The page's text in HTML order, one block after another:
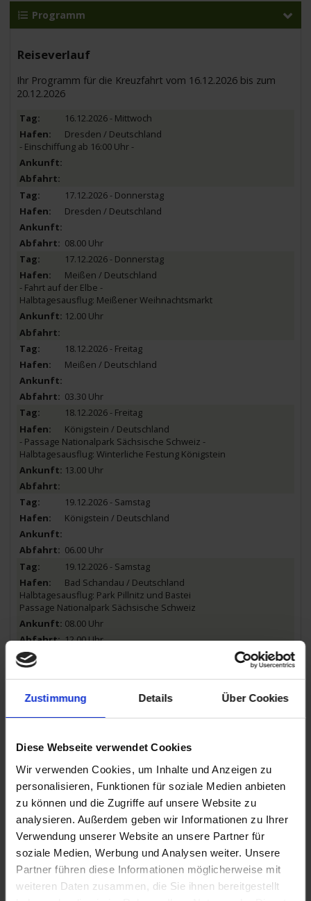
Zustimmung Details Über Cookies
Diese Webseite verwendet Cookies
Wir verwenden Cookies, um Inhalte und Anzeigen zu
personalisieren, Funktionen für soziale Medien anbieten
zu können und die Zugriffe auf unsere Website zu
analysieren. Außerdem geben wir Informationen zu Ihrer
Verwendung unserer Website an unsere Partner für
soziale Medien, Werbung und Analysen weiter. Unsere
Partner führen diese Informationen möglicherweise mit
weiteren Daten zusammen, die Sie ihnen bereitgestellt
Programm
Reiseverlauf
Ihr Programm für die Kreuzfahrt vom 16.12.2026 bis zum
20.12.2026
16.12.2026 - Mittwoch
Dresden / Deutschland
- Einschiffung ab 16:00 Uhr -
17.12.2026 - Donnerstag
Dresden / Deutschland
08.00 Uhr
17.12.2026 - Donnerstag
Meißen / Deutschland
- Fahrt auf der Elbe -
Halbtagesausflug: Meißener Weihnachtsmarkt
12.00 Uhr
18.12.2026 - Freitag
Meißen / Deutschland
03.30 Uhr
18.12.2026 - Freitag
Königstein / Deutschland
- Passage Nationalpark Sächsische Schweiz -
Halbtagesausflug: Winterliche Festung Königstein
13.00 Uhr
19.12.2026 - Samstag
Königstein / Deutschland
06.00 Uhr
19.12.2026 - Samstag
Bad Schandau / Deutschland
Halbtagesausflug: Park Pillnitz und Bastei
Passage Nationalpark Sächsische Schweiz
08.00 Uhr
12.00 Uhr
16.00 Uhr
Dresden / Deutschland
Richtpreise für Ausflüge: Geführte Stadtrundgänge ca. € 20bis €
28/ Ausflüge mit Bus und ggf. Eintrittsgeldern ca. € 39bis € 119.
Alle Zeiten sind Richtzeiten. Programmänderungen, auch durch
Hoch- und Niedrigwasser, oder Verzögerungen bei
Schleusendurchfahrten sind vorbehalten.
Mindestteilnehmerzahl: 60 Personen